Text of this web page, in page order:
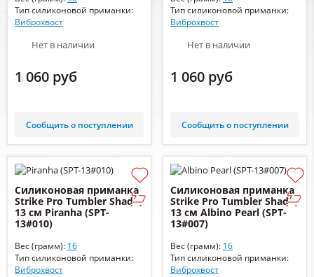
Тип силиконовой приманки:
Виброхвост
Нет в наличии
1 060 руб
Сообщить о поступлении
Тип силиконовой приманки:
Виброхвост
Нет в наличии
1 060 руб
Сообщить о поступлении
Силиконовая приманка
Strike Pro Tumbler Shad
13 см Piranha (SPT-
13#010)
Вес (грамм): 16
Тип силиконовой приманки:
Виброхвост
Силиконовая приманка
Strike Pro Tumbler Shad
13 см Albino Pearl (SPT-
13#007)
Вес (грамм): 16
Тип силиконовой приманки:
Виброхвост